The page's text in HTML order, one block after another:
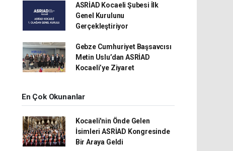
ASRİAD Kocaeli Şubesi İlk
Genel Kurulunu
Gerçekleştiriyor
Gebze Cumhuriyet Başsavcısı
Metin Uslu’dan ASRİAD
Kocaeli’ye Ziyaret
En Çok Okunanlar
Kocaeli'nin Önde Gelen
İsimleri ASRİAD Kongresinde
Bir Araya Geldi